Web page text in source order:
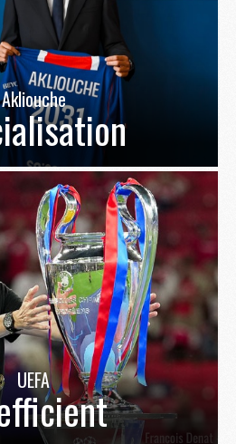
Akliouche
UEFA